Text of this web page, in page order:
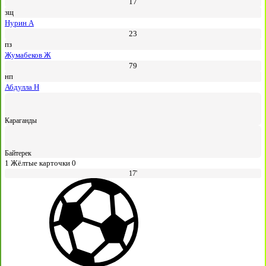
зщ
Нурин А
23
пз
Жумабеков Ж
79
нп
Абдулла Н
Караганды
Байтерек
1 Жёлтые карточки 0
17'